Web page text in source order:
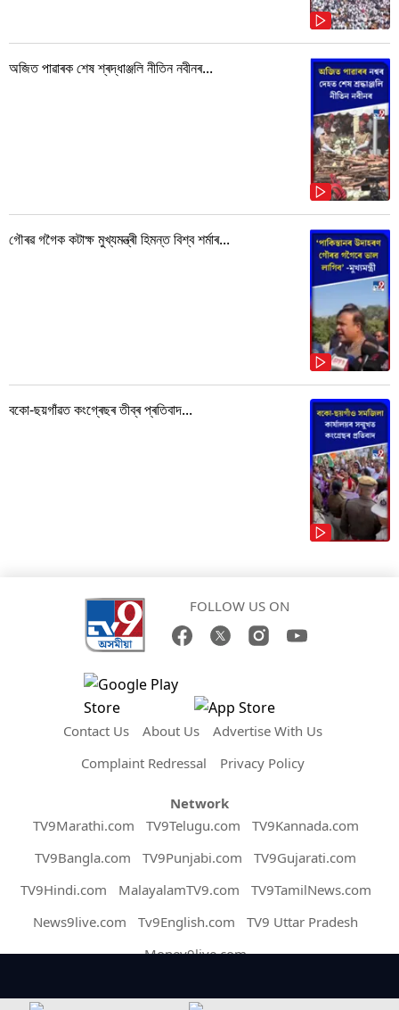
অজিত পাৱাৰক শেষ শ্ৰদ্ধাঞ্জলি নীতিন নবীনৰ...
গৌৰৱ গগৈক কটাক্ষ মুখ্যমন্ত্ৰী হিমন্ত বিশ্ব শৰ্মাৰ...
বকো-ছয়গাঁৱত কংগ্ৰেছৰ তীব্ৰ প্ৰতিবাদ...
FOLLOW US ON
Contact Us About Us
Advertise With Us
Complaint Redressal
Privacy Policy
Network
TV9Marathi.com
TV9Telugu.com
TV9Kannada.com
TV9Bangla.com
TV9Punjabi.com
TV9Gujarati.com
TV9Hindi.com
MalayalamTV9.com
TV9TamilNews.com
News9live.com
Tv9English.com
TV9 Uttar Pradesh
Money9live.com